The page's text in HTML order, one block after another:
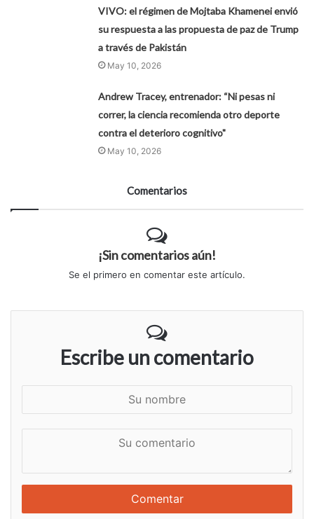
VIVO: el régimen de Mojtaba Khamenei envió
su respuesta a las propuesta de paz de Trump
a través de Pakistán
May 10, 2026
Andrew Tracey, entrenador: “Ni pesas ni
correr, la ciencia recomienda otro deporte
contra el deterioro cognitivo"
May 10, 2026
Comentarios
¡Sin comentarios aún!
Se el primero en comentar este artículo.
Escribe un comentario